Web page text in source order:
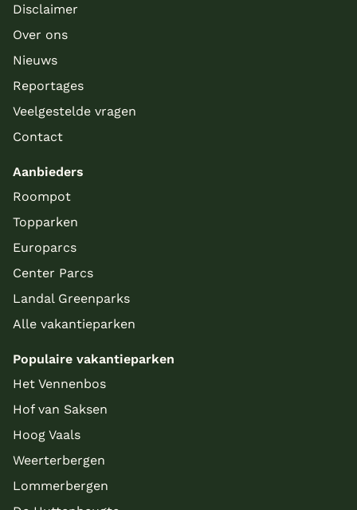
Disclaimer
Over ons
Nieuws
Reportages
Veelgestelde vragen
Contact
Aanbieders
Roompot
Topparken
Europarcs
Center Parcs
Landal Greenparks
Alle vakantieparken
Populaire vakantieparken
Het Vennenbos
Hof van Saksen
Hoog Vaals
Weerterbergen
Lommerbergen